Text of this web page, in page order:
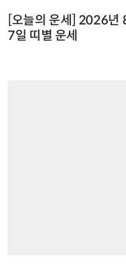
[오늘의 운세] 2026년
7일 띠별 운세